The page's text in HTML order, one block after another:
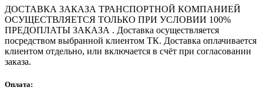
ДОСТАВКА ЗАКАЗА ТРАНСПОРТНОЙ КОМПАНИЕЙ
ОСУЩЕСТВЛЯЕТСЯ ТОЛЬКО ПРИ УСЛОВИИ 100%
ПРЕДОПЛАТЫ ЗАКАЗА . Доставка осуществляется
посредством выбранной клиентом ТК. Доставка оплачивается
клиентом отдельно, или включается в счёт при согласовании
заказа.
Оплата: